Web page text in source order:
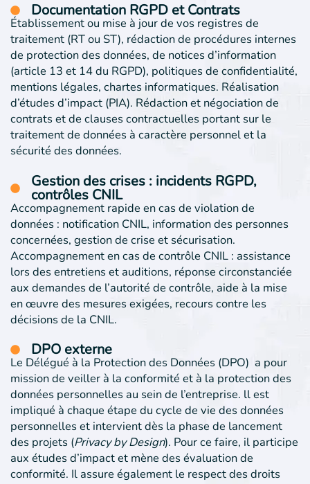
Documentation RGPD et Contrats
Établissement ou mise à jour de vos registres de
traitement (RT ou ST), rédaction de procédures internes
de protection des données, de notices d’information
(article 13 et 14 du RGPD), politiques de confidentialité,
mentions légales, chartes informatiques. Réalisation
d’études d’impact (PIA). Rédaction et négociation de
contrats et de clauses contractuelles portant sur le
traitement de données à caractère personnel et la
sécurité des données.
Gestion des crises : incidents RGPD,
contrôles CNIL
Accompagnement rapide en cas de violation de
données : notification CNIL, information des personnes
concernées, gestion de crise et sécurisation.
Accompagnement en cas de contrôle CNIL : assistance
lors des entretiens et auditions, réponse circonstanciée
aux demandes de l’autorité de contrôle, aide à la mise
en œuvre des mesures exigées, recours contre les
décisions de la CNIL.
DPO externe
Le Délégué à la Protection des Données (DPO) a pour
mission de veiller à la conformité et à la protection des
données personnelles au sein de l’entreprise. ll est
impliqué à chaque étape du cycle de vie des données
personnelles et intervient dès la phase de lancement
des projets (Privacy by Design). Pour ce faire, il participe
aux études d’impact et mène des évaluation de
conformité. Il assure également le respect des droits